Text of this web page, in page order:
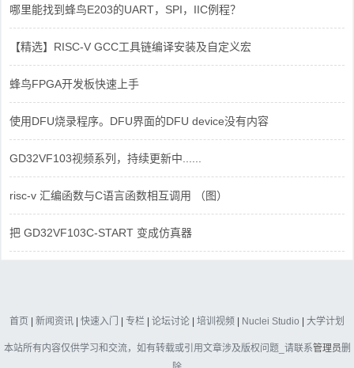
哪里能找到蜂鸟E203的UART，SPI，IIC例程？
【精选】RISC-V GCC工具链编译安装及自定义宏
蜂鸟FPGA开发板快速上手
使用DFU烧录程序。DFU界面的DFU device没有内容
GD32VF103视频系列，持续更新中......
risc-v 汇编函数与C语言函数相互调用 （图）
把 GD32VF103C-START 变成仿真器
首页 | 新闻资讯 | 快速入门 | 专栏 | 论坛讨论 | 培训视频 | Nuclei Studio | 大学计划
本站所有内容仅供学习和交流，如有转载或引用文章涉及版权问题_请联系管理员删